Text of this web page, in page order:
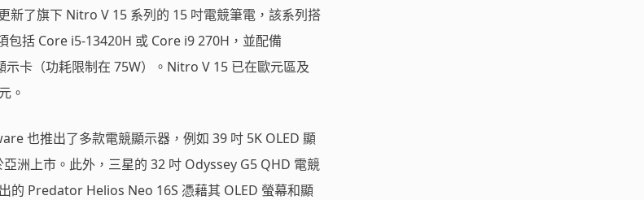
新了旗下 Nitro V 15 系列的 15 吋電競筆電，該系列搭
包括 Core i5-13420H 或 Core i9 270H，並配備
示卡（功耗限制在 75W）。Nitro V 15 已在歐元區及
。
也推出了多款電競顯示器，例如 39 吋 5K OLED 顯
洲上市。此外，三星的 32 吋 Odyssey G5 QHD 電競
的 Predator Helios Neo 16S 憑藉其 OLED 螢幕和顯